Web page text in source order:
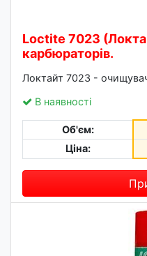
Loctite 7023
карбюраторів.
Локтайт 7023 -
В наявності
Об'єм:
Ціна: